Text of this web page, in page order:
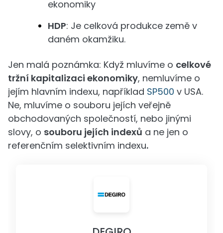
ekonomiky
HDP: Je celková produkce země v
daném okamžiku.
Jen malá poznámka: Když mluvíme o celkové
tržní kapitalizaci ekonomiky, nemluvíme o
jejím hlavním indexu, například SP500 v USA.
Ne, mluvíme o souboru jejích veřejně
obchodovaných společností, nebo jinými
slovy, o souboru jejích indexů a ne jen o
referenčním selektivním indexu.